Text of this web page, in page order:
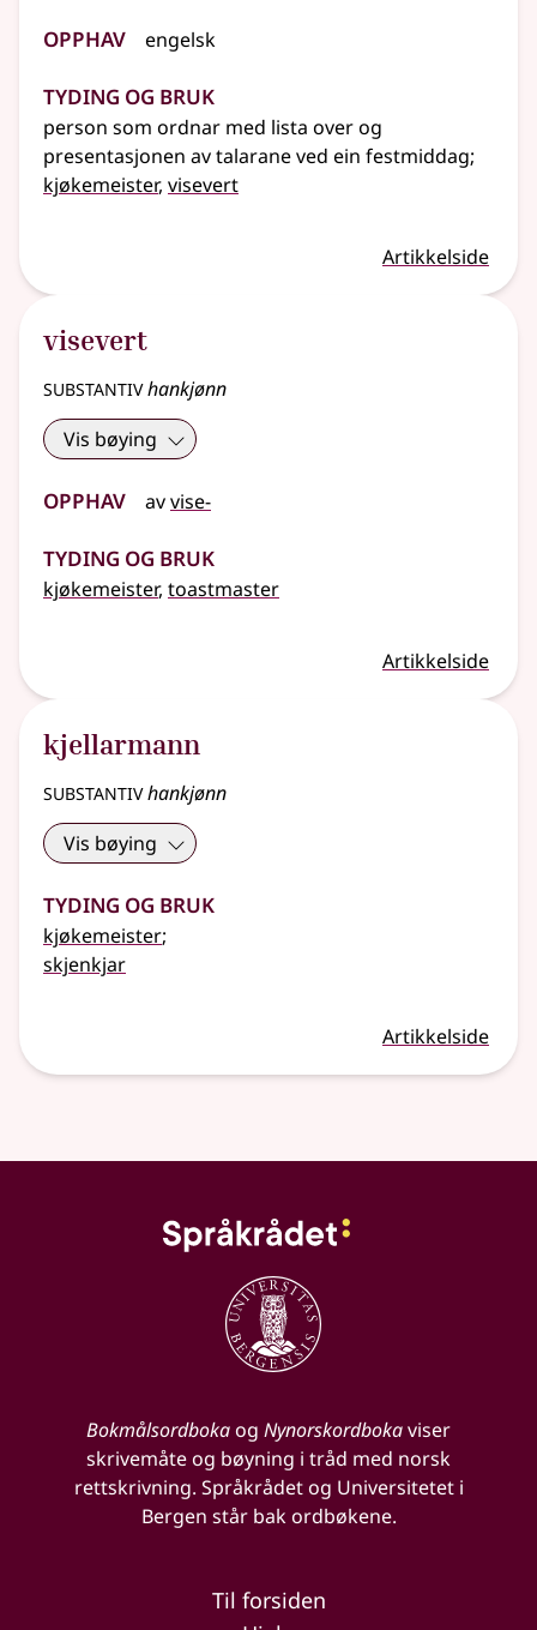
Opphav engelsk
Tyding og bruk
person som ordnar med lista over og
presentasjonen av talarane ved ein festmiddag;
kjøkemeister, visevert
Artikkelside
visevert
substantivhankjønn
Vis bøying
Opphav avvise-
Tyding og bruk
kjøkemeister, toastmaster
Artikkelside
kjellarmann
substantivhankjønn
Vis bøying
Tyding og bruk
kjøkemeister;
skjenkjar
Artikkelside
Bokmålsordbokaog Nynorskordbokaviser
skrivemåte og bøyning i tråd med norsk
rettskrivning. Språkrådet og Universitetet i
Bergen står bak ordbøkene.
Til forsiden